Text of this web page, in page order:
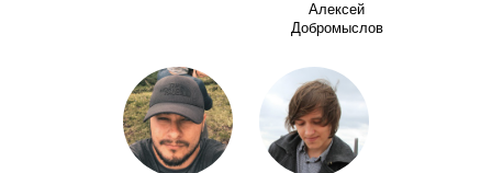
Алексей
Добромыслов